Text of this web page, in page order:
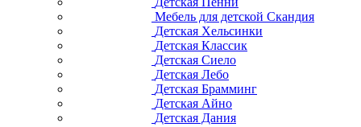
Мебель для детской Скандия
Детская Хельсинки
Детская Классик
Детская Сиело
Детская Лебо
Детская Брамминг
Детская Айно
Детская Дания